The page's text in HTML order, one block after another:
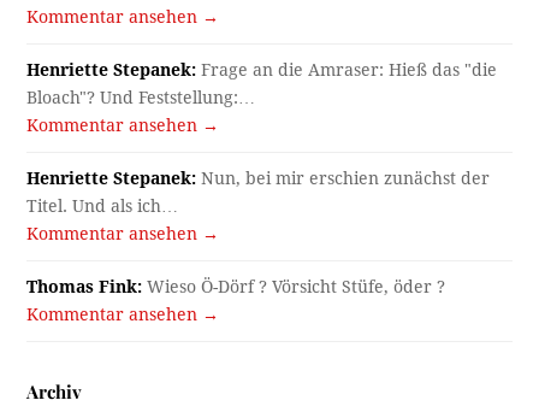
Kommentar ansehen →
Henriette Stepanek: Frage an die Amraser: Hieß das "die
Bloach"? Und Feststellung:…
Kommentar ansehen →
Henriette Stepanek: Nun, bei mir erschien zunächst der
Titel. Und als ich…
Kommentar ansehen →
Thomas Fink: Wieso Ö-Dörf ? Vörsicht Stüfe, öder ?
Kommentar ansehen →
Archiv